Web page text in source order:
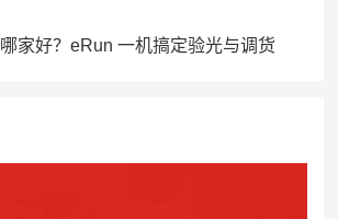
家好？eRun 一机搞定验光与调货